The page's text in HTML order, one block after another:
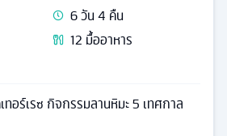
6วัน4 คืน
12 มื้ออาหาร
รซ กิจกรรมลานหิมะ 5 เทศกาล